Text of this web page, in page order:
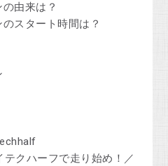
由来は？
スタート時間は？
クハーフで走り始め！／